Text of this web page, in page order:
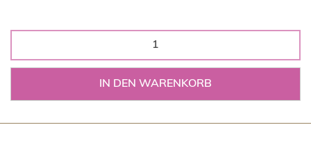
Menge
IN DEN WARENKORB